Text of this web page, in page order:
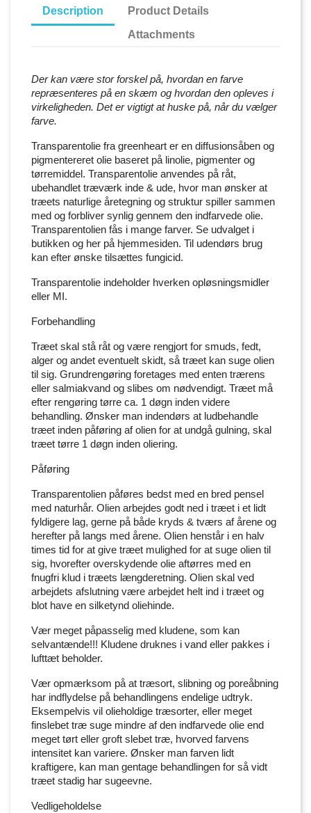
Description
Product Details
Attachments
Der kan være stor forskel på, hvordan en farve
repræsenteres på en skæm og hvordan den opleves i
virkeligheden. Det er vigtigt at huske på, når du vælger
farve.
Transparentolie fra greenheart er en diffusionsåben og
pigmentereret olie baseret på linolie, pigmenter og
tørremiddel. Transparentolie anvendes på råt,
ubehandlet træværk inde & ude, hvor man ønsker at
træets naturlige åretegning og struktur spiller sammen
med og forbliver synlig gennem den indfarvede olie.
Transparentolien fås i mange farver. Se udvalget i
butikken og her på hjemmesiden. Til udendørs brug
kan efter ønske tilsættes fungicid.
Transparentolie indeholder hverken opløsningsmidler
eller MI.
Forbehandling
Træet skal stå råt og være rengjort for smuds, fedt,
alger og andet eventuelt skidt, så træet kan suge olien
til sig. Grundrengøring foretages med enten trærens
eller salmiakvand og slibes om nødvendigt. Træet må
efter rengøring tørre ca. 1 døgn inden videre
behandling. Ønsker man indendørs at ludbehandle
træet inden påføring af olien for at undgå gulning, skal
træet tørre 1 døgn inden oliering.
Påføring
Transparentolien påføres bedst med en bred pensel
med naturhår. Olien arbejdes godt ned i træet i et lidt
fyldigere lag, gerne på både kryds & tværs af årene og
herefter på langs med årene. Olien henstår i en halv
times tid for at give træet mulighed for at suge olien til
sig, hvorefter overskydende olie aftørres med en
fnugfri klud i træets længderetning. Olien skal ved
arbejdets afslutning være arbejdet helt ind i træet og
blot have en silketynd oliehinde.
Vær meget påpasselig med kludene, som kan
selvantænde!!! Kludene druknes i vand eller pakkes i
lufttæt beholder.
Vær opmærksom på at træsort, slibning og poreåbning
har indflydelse på behandlingens endelige udtryk.
Eksempelvis vil olieholdige træsorter, eller meget
finslebet træ suge mindre af den indfarvede olie end
meget tørt eller groft slebet træ, hvorved farvens
intensitet kan variere. Ønsker man farven lidt
kraftigere, kan man gentage behandlingen for så vidt
træet stadig har sugeevne.
Vedligeholdelse